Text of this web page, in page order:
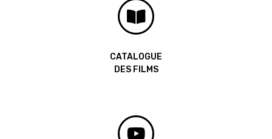
CATALOGUE
DES FILMS